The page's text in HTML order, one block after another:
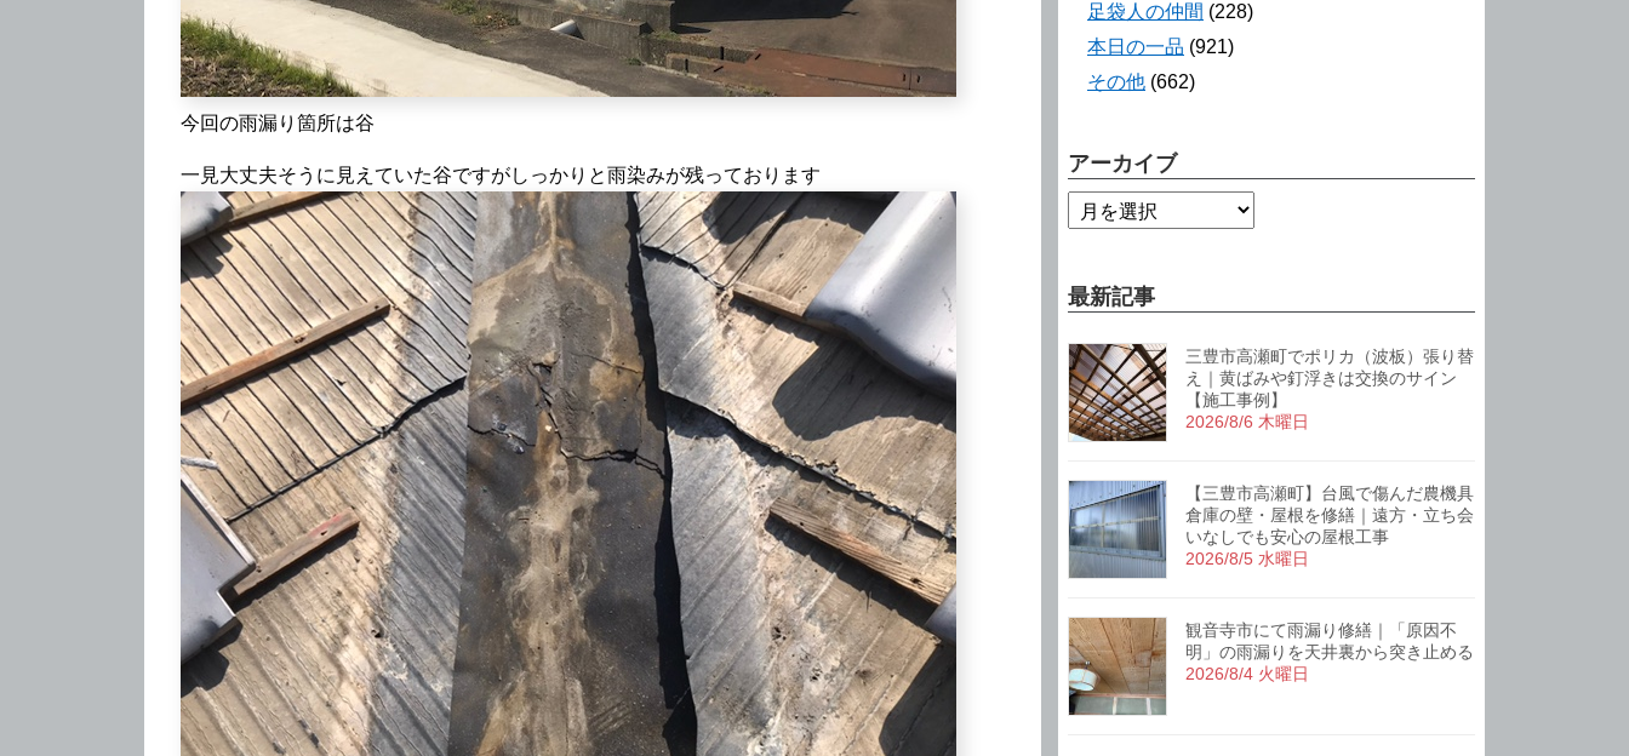
今回の雨漏り箇所は谷
一見大丈夫そうに見えていた谷ですがしっかりと雨染みが残っております
足袋人の仲間 (228)
本日の一品 (921)
その他 (662)
アーカイブ
最新記事
三豊市高瀬町でポリカ（波板）張り替
え｜黄ばみや釘浮きは交換のサイン
【施工事例】
2026/8/6 木曜日
【三豊市高瀬町】台風で傷んだ農機具
倉庫の壁・屋根を修繕｜遠方・立ち会
いなしでも安心の屋根工事
2026/8/5 水曜日
観音寺市にて雨漏り修繕｜「原因不
明」の雨漏りを天井裏から突き止める
2026/8/4 火曜日